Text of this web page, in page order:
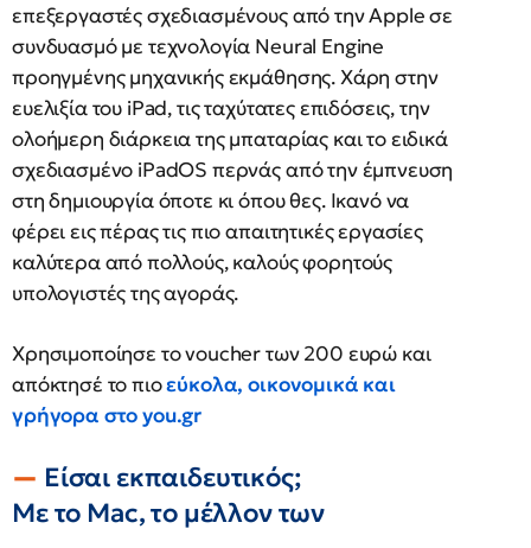
επεξεργαστές σχεδιασμένους από την Apple σε
συνδυασμό με τεχνολογία Neural Engine
προηγμένης μηχανικής εκμάθησης. Χάρη στην
ευελιξία του iPad, τις ταχύτατες επιδόσεις, την
ολοήμερη διάρκεια της μπαταρίας και το ειδικά
σχεδιασμένο iPadOS περνάς από την έμπνευση
στη δημιουργία όποτε κι όπου θες. Ικανό να
φέρει εις πέρας τις πιο απαιτητικές εργασίες
καλύτερα από πολλούς, καλούς φορητούς
υπολογιστές της αγοράς.
Χρησιμοποίησε το voucher των 200 ευρώ και
απόκτησέ το πιοεύκολα, οικονομικά και
γρήγορα στο you.gr
Είσαι εκπαιδευτικός;
Με το Mac, το μέλλον των